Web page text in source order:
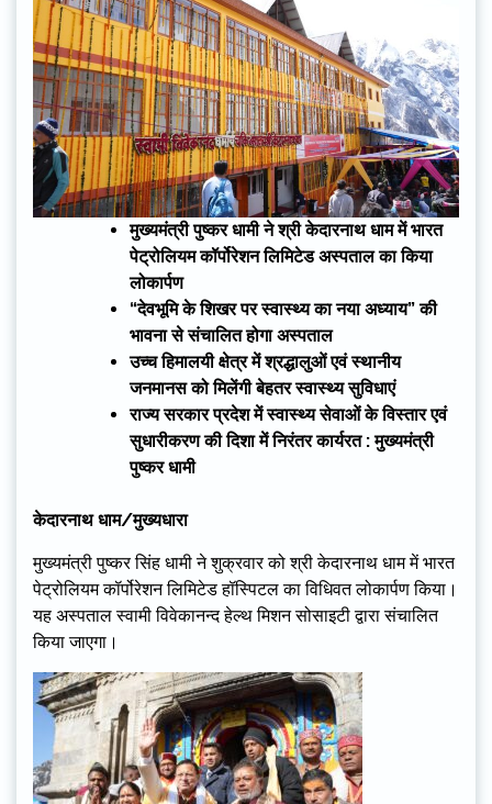
मुख्यमंत्री पुष्कर धामी ने श्री केदारनाथ धाम में भारत
पेट्रोलियम कॉर्पोरेशन लिमिटेड अस्पताल का किया
लोकार्पण
“देवभूमि के शिखर पर स्वास्थ्य का नया अध्याय” की
भावना से संचालित होगा अस्पताल
उच्च हिमालयी क्षेत्र में श्रद्धालुओं एवं स्थानीय
जनमानस को मिलेंगी बेहतर स्वास्थ्य सुविधाएं
राज्य सरकार प्रदेश में स्वास्थ्य सेवाओं के विस्तार एवं
सुधारीकरण की दिशा में निरंतर कार्यरत : मुख्यमंत्री
पुष्कर धामी
केदारनाथ धाम/मुख्यधारा
मुख्यमंत्री पुष्कर सिंह धामी ने शुक्रवार को श्री केदारनाथ धाम में भारत
पेट्रोलियम कॉर्पोरेशन लिमिटेड हॉस्पिटल का विधिवत लोकार्पण किया।
यह अस्पताल स्वामी विवेकानन्द हेल्थ मिशन सोसाइटी द्वारा संचालित
किया जाएगा।